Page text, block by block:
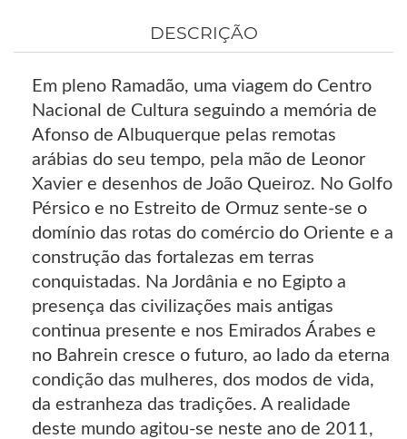
DESCRIÇÃO
Em pleno Ramadão, uma viagem do Centro
Nacional de Cultura seguindo a memória de
Afonso de Albuquerque pelas remotas
arábias do seu tempo, pela mão de Leonor
Xavier e desenhos de João Queiroz. No Golfo
Pérsico e no Estreito de Ormuz sente-se o
domínio das rotas do comércio do Oriente e a
construção das fortalezas em terras
conquistadas. Na Jordânia e no Egipto a
presença das civilizações mais antigas
continua presente e nos Emirados Árabes e
no Bahrein cresce o futuro, ao lado da eterna
condição das mulheres, dos modos de vida,
da estranheza das tradições. A realidade
deste mundo agitou-se neste ano de 2011,